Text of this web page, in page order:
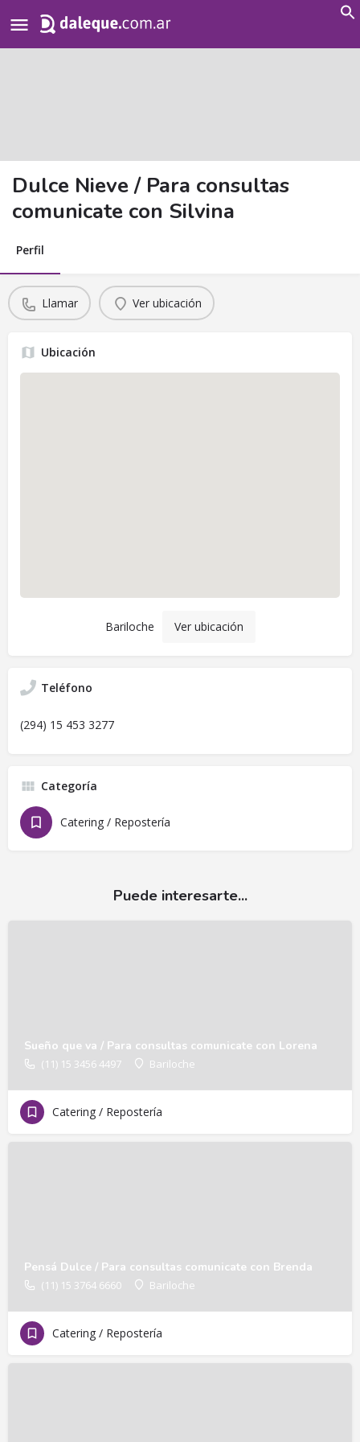
for:
Dulce Nieve / Para consultas
comunicate con Silvina
Perfil
Llamar Ver ubicación
Ubicación
Bariloche Ver ubicación
Teléfono
(294) 15 453 3277
Categoría
Catering / Repostería
Puede interesarte...
Sueño que va / Para consultas comunicate con Lorena
(11) 15 3456 4497 Bariloche
Catering / Repostería
Pensá Dulce / Para consultas comunicate con Brenda
(11) 15 3764 6660 Bariloche
Catering / Repostería